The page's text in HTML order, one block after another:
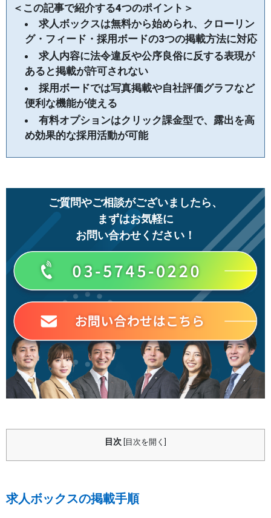
＜この記事で紹介する4つのポイント＞
求人ボックスは無料から始められ、クローリン
グ・フィード・採用ボードの3つの掲載方法に対応
求人内容に法令違反や公序良俗に反する表現が
あると掲載が許可されない
採用ボードでは写真掲載や自社評価グラフなど
便利な機能が使える
有料オプションはクリック課金型で、露出を高
め効果的な採用活動が可能
ご質問やご相談がございましたら、
まずはお気軽に
お問い合わせください！
目次 目次を開く
求人ボックスの掲載手順